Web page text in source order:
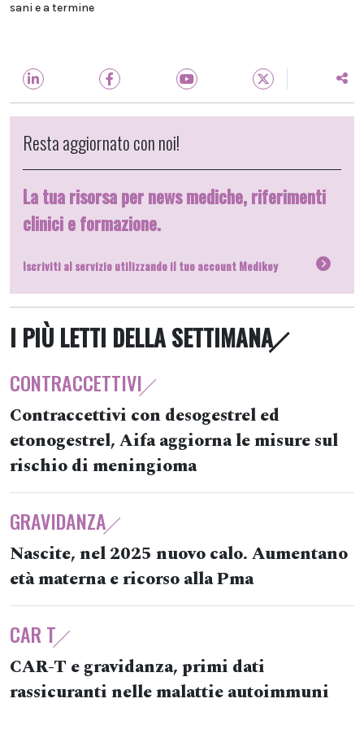
sani e a termine
Resta aggiornato con noi!
La tua risorsa per news mediche, riferimenti
clinici e formazione.
Iscriviti al servizio utilizzando il tuo account Medikey
I PIÙ LETTI DELLA SETTIMANA
CONTRACCETTIVI
Contraccettivi con desogestrel ed
etonogestrel, Aifa aggiorna le misure sul
rischio di meningioma
GRAVIDANZA
Nascite, nel 2025 nuovo calo. Aumentano
età materna e ricorso alla Pma
CAR T
CAR-T e gravidanza, primi dati
rassicuranti nelle malattie autoimmuni